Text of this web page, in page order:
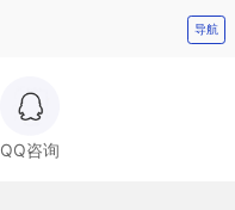
导航
QQ咨询